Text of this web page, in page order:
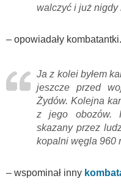
walczyć i już
– opowiadały kombatantki.
Ja z kolei byłem
jeszcze przed
Żydów. Kolejna
z jego obozów.
skazany przez
kopalni węgla 960
– wspominał inny